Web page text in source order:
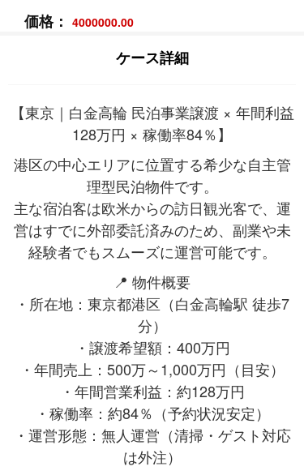
価格： 4000000.00
ケース詳細
【東京｜白金高輪 民泊事業譲渡 × 年間利益
128万円 × 稼働率84％】
港区の中心エリアに位置する希少な自主管
理型民泊物件です。
主な宿泊客は欧米からの訪日観光客で、運
営はすでに外部委託済みのため、副業や未
経験者でもスムーズに運営可能です。
📍 物件概要
・所在地：東京都港区（白金高輪駅 徒歩7
分）
・譲渡希望額：400万円
・年間売上：500万～1,000万円（目安）
・年間営業利益：約128万円
・稼働率：約84％（予約状況安定）
・運営形態：無人運営（清掃・ゲスト対応
は外注）